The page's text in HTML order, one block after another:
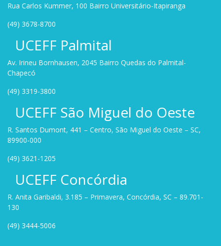
Rua Carlos Kummer, 100 Bairro Universitário-Itapiranga
(49) 3678-8700
UCEFF Palmital
Av. Irineu Bornhausen, 2045 Bairro Quedas do Palmital-
Chapecó
(49) 3319-3800
UCEFF São Miguel do Oeste
R. Santos Dumont, 441 – Centro, São Miguel do Oeste – SC,
89900-000
(49) 3621-1205
UCEFF Concórdia
R. Anita Garibaldi, 3.185 – Primavera, Concórdia, SC – 89.701-
130
(49) 3444-5006